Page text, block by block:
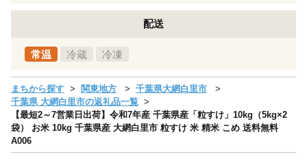
配送
常温 冷蔵 冷凍
まちから探す 関東地方
千葉県大網白里市
千葉県 大網白里市の返礼品一覧
【最短2～7営業日出荷】令和7年産 千葉県産「粒すけ」10kg（5kg×2
袋） お米 10kg 千葉県産 大網白里市 粒すけ 米 精米 こめ 送料無料
A006